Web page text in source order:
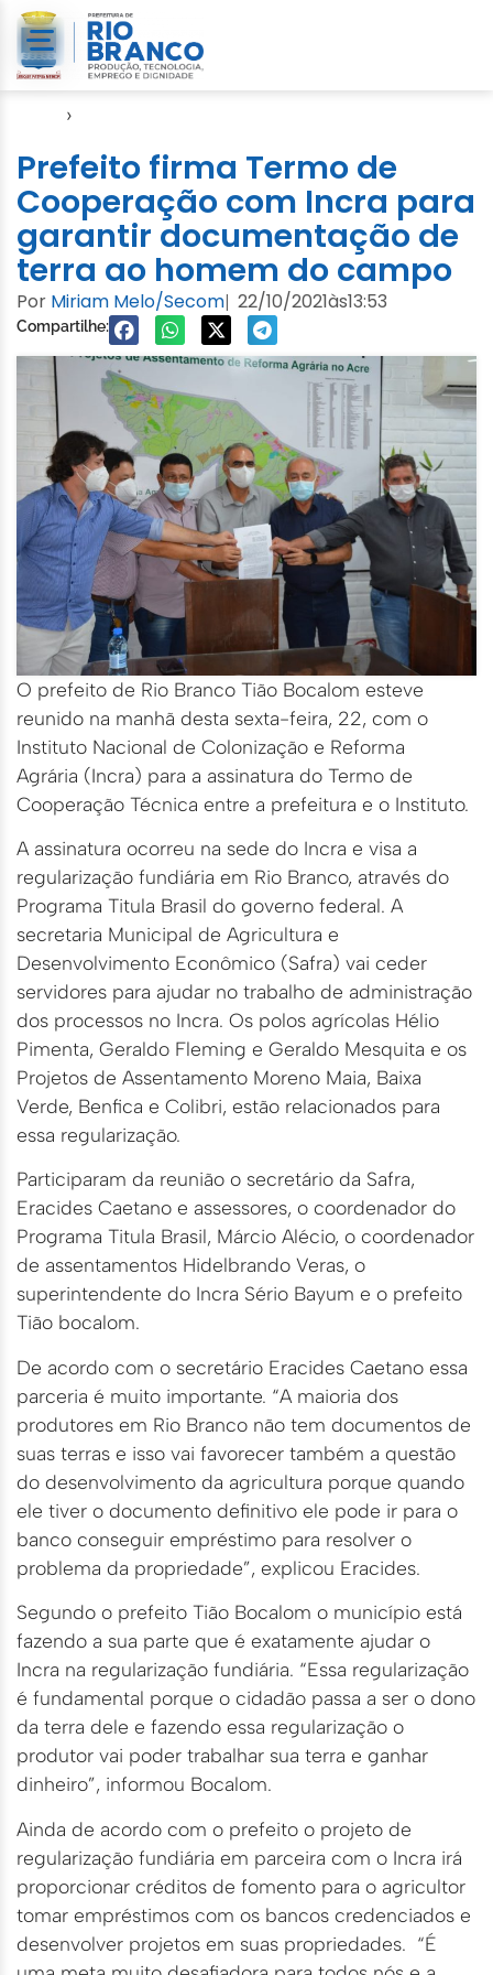
›
Prefeito firma Termo de
Cooperação com Incra para
garantir documentação de
terra ao homem do campo
Por Miriam Melo/Secom| 22/10/2021às13:53
Compartilhe:
O prefeito de Rio Branco Tião Bocalom esteve
reunido na manhã desta sexta-feira, 22, com o
Instituto Nacional de Colonização e Reforma
Agrária (Incra) para a assinatura do Termo de
Cooperação Técnica entre a prefeitura e o Instituto.
A assinatura ocorreu na sede do Incra e visa a
regularização fundiária em Rio Branco, através do
Programa Titula Brasil do governo federal. A
secretaria Municipal de Agricultura e
Desenvolvimento Econômico (Safra) vai ceder
servidores para ajudar no trabalho de administração
dos processos no Incra. Os polos agrícolas Hélio
Pimenta, Geraldo Fleming e Geraldo Mesquita e os
Projetos de Assentamento Moreno Maia, Baixa
Verde, Benfica e Colibri, estão relacionados para
essa regularização.
Participaram da reunião o secretário da Safra,
Eracides Caetano e assessores, o coordenador do
Programa Titula Brasil, Márcio Alécio, o coordenador
de assentamentos Hidelbrando Veras, o
superintendente do Incra Sério Bayum e o prefeito
Tião bocalom.
De acordo com o secretário Eracides Caetano essa
parceria é muito importante. “A maioria dos
produtores em Rio Branco não tem documentos de
suas terras e isso vai favorecer também a questão
do desenvolvimento da agricultura porque quando
ele tiver o documento definitivo ele pode ir para o
banco conseguir empréstimo para resolver o
problema da propriedade”, explicou Eracides.
Segundo o prefeito Tião Bocalom o município está
fazendo a sua parte que é exatamente ajudar o
Incra na regularização fundiária. “Essa regularização
é fundamental porque o cidadão passa a ser o dono
da terra dele e fazendo essa regularização o
produtor vai poder trabalhar sua terra e ganhar
dinheiro”, informou Bocalom.
Ainda de acordo com o prefeito o projeto de
regularização fundiária em parceira com o Incra irá
proporcionar créditos de fomento para o agricultor
tomar empréstimos com os bancos credenciados e
desenvolver projetos em suas propriedades. “É